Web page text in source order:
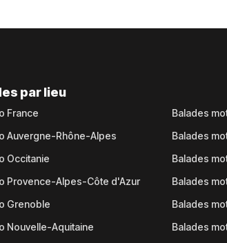
par lieu
France
Auvergne-Rhône-Alpes
Occitanie
Provence-Alpes-Côte d'Azur
Grenoble
Nouvelle-Aquitaine
Balades
Balades
Balades
Balades
Balades
Balades